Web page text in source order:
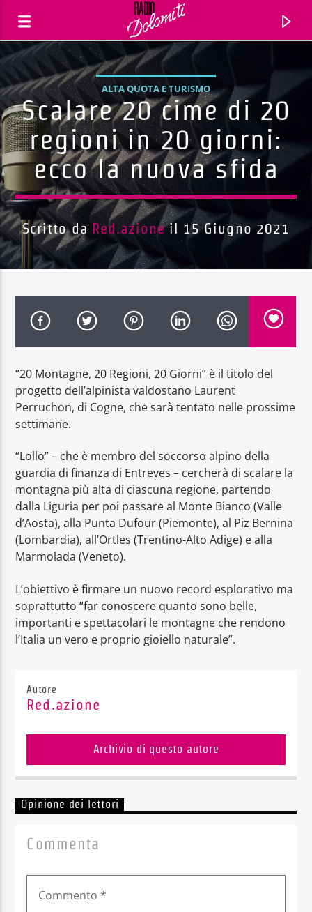
Traccia corrente
Radio Dolomiti
ALTA QUOTA E TURISMO
Scalare 20 cime di 20
regioni in 20 giorni:
ecco la nuova sfida
Scritto da Red.azioneil 15 Giugno 2021
“20 Montagne, 20 Regioni, 20 Giorni” è il titolo del
progetto dell’alpinista valdostano Laurent
Perruchon, di Cogne, che sarà tentato nelle prossime
settimane.
“Lollo” – che è membro del soccorso alpino della
guardia di finanza di Entreves – cercherà di scalare la
montagna più alta di ciascuna regione, partendo
dalla Liguria per poi passare al Monte Bianco (Valle
d’Aosta), alla Punta Dufour (Piemonte), al Piz Bernina
(Lombardia), all’Ortles (Trentino-Alto Adige) e alla
Marmolada (Veneto).
L’obiettivo è firmare un nuovo record esplorativo ma
soprattutto “far conoscere quanto sono belle,
importanti e spettacolari le montagne che rendono
l’Italia un vero e proprio gioiello naturale”.
Autore
Red.azione
Archivio di questo autore
Opinione dei lettori
Commenta